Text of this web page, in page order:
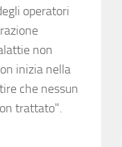
operatori
non
inizia nella
che nessun
trattato".